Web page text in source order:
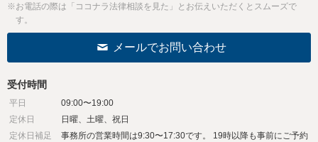
※お電話の際は「ココナラ法律相談を見た」とお伝えいただくとスムーズで
す。
メールでお問い合わせ
受付時間
平日
09:00〜19:00
定休日
日曜、土曜、祝日
定休日補足
事務所の営業時間は9:30〜17:30です。 19時以降も事前にご予約